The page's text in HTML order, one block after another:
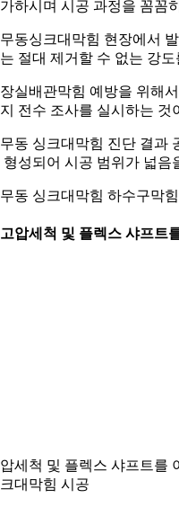
하시며 시공 과정을 꼼꼼
동싱크대막힘 현장에서
절대 제거할 수 없는 강
실배관막힘 예방을 위해
전수 조사를 실시하는 것
동 싱크대막힘 진단 결과
형성되어 시공 범위가 넓음
동 싱크대막힘 하수구막
압세척 및 플렉스 샤프트
세척 및 플렉스 샤프트를
대막힘 시공